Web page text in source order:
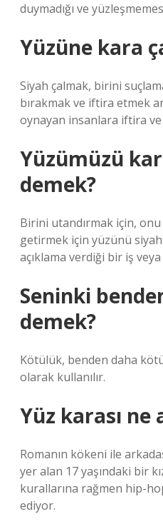
duymadığı ve
Yüzüne kara
Siyah çalmak, birini
bırakmak ve iftira etmek
oynayan insanlara iftira
Yüzümüzü
demek?
Birini utandırmak için,
getirmek için yüzünü
açıklama verdiği bir iş
Seninki
demek?
Kötülük, benden daha
olarak kullanılır.
Yüz karası ne
Romanın kökeni ile
yer alan 17 yaşındaki bir
kurallarına rağmen hip-
ediyor.